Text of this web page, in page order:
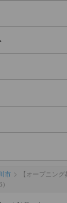
市
【オープニン